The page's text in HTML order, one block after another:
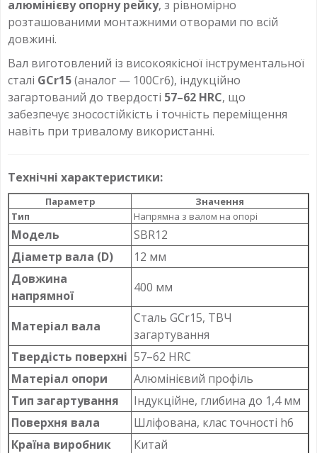
алюмінієву опорну рейку, з рівномірно
розташованими монтажними отворами по всій
довжині.
Вал виготовлений із високоякісної інструментальної
сталі GCr15(аналог — 100Cr6), індукційно
загартований до твердості 57–62 HRC, що
забезпечує зносостійкість і точність переміщення
навіть при тривалому використанні.
Технічні характеристики:
Параметр
Значення
Тип
Напрямна з валом на опорі
Модель
SBR12
Діаметр вала (D)
12 мм
Довжина
напрямної
400 мм
Матеріал вала
Сталь GCr15, ТВЧ
загартування
Твердість поверхні 57–62 HRC
Матеріал опори
Алюмінієвий профіль
Тип загартування
Індукційне, глибина до 1,4 мм
Поверхня вала
Шліфована, клас точності h6
Країна виробник
Китай